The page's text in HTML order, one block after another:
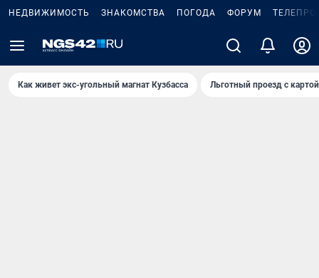
НЕДВИЖИМОСТЬ ЗНАКОМСТВА ПОГОДА ФОРУМ
Как живет экс-угольный магнат Кузбасса Льготный проезд с